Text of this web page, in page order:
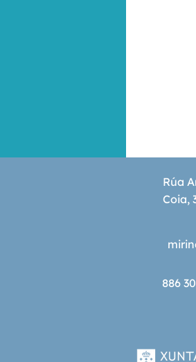
Rúa
Coia,
886